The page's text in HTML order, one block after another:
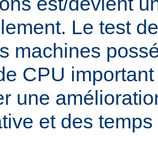
Le test
machines
CPU
une
et des